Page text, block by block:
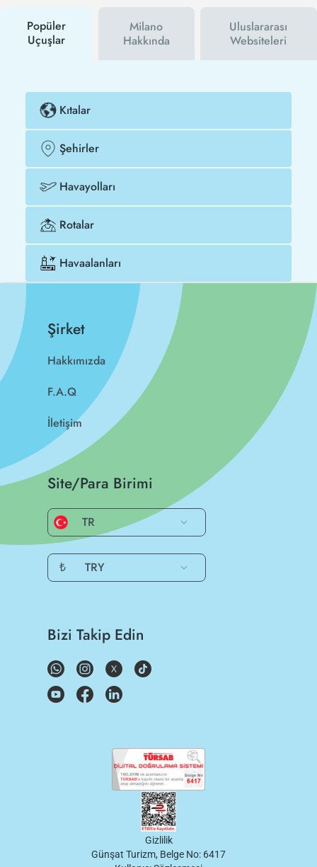
Popüler
Uçuşlar
Milano
Hakkında
Uluslararası
Websiteleri
Kıtalar
Şehirler
Havayolları
Rotalar
Havaalanları
Şirket
Hakkımızda
F.A.Q
İletişim
Site/Para Birimi
TR
₺ TRY
Bizi Takip Edin
Gizlilik
Günşat Turizm, Belge No: 6417